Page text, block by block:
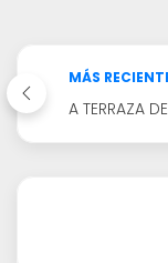
MÁS
A TERRAZA